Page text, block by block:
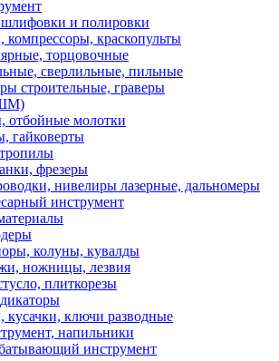
и полировки
краскопульты
торцовочные
сверлильные, пильные
строительные, граверы
отбойные молотки
гайковерты
фрезеры
нивелиры лазерные, дальномеры
инструмент
колуны, кувалды
ножницы, лезвия
плиткорезы
кусачки, ключи разводные
напильники
инструмент